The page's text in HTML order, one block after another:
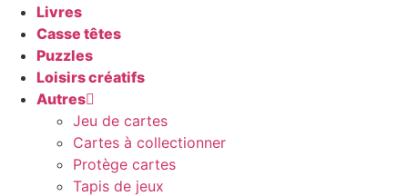
Livres
Casse têtes
Puzzles
Loisirs créatifs
Autres
Jeu de cartes
Cartes à collectionner
Protège cartes
Tapis de jeux